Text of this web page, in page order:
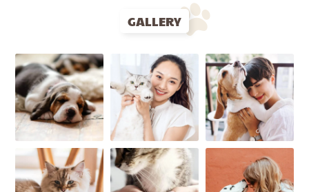
GALLERY